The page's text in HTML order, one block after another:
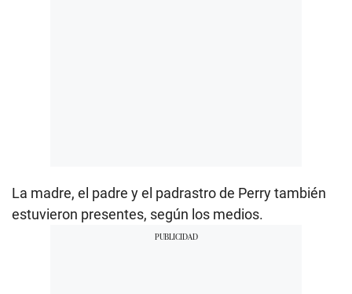
La madre, el padre y el padrastro de Perry también
estuvieron presentes, según los medios.